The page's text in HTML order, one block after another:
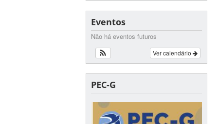
Eventos
Não há eventos futuros
Ver calendário
PEC-G